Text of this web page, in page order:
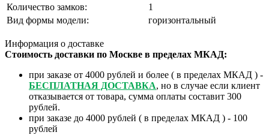
Количество замков:
1
Вид формы модели:
горизонтальный
Информация о доставке
Стоимость доставки по Москве в пределах МКАД:
при заказе от 4000 рублей и более ( в пределах МКАД ) -
БЕСПЛАТНАЯ ДОСТАВКА, но в случае если клиент
отказывается от товара, сумма оплаты составит 300
рублей.
при заказе до 4000 рублей ( в пределах МКАД ) - 100
рублей